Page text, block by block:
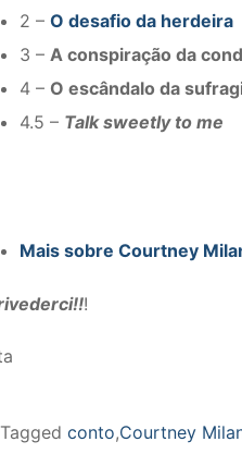
2 – O desafio da herdeira
3 – A conspiração da
4 – O escândalo da
4.5 – Talk sweetly to me
Mais sobre Courtney
!
Tagged conto,Courtney